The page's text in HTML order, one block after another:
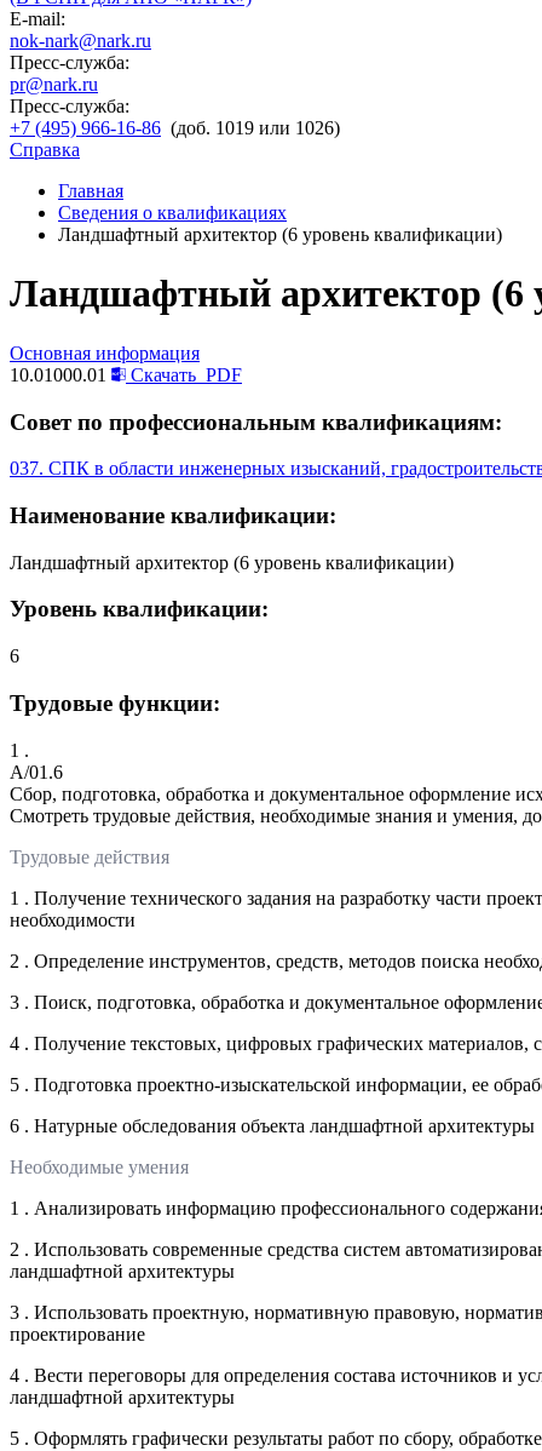
E-mail:
nok-nark@nark.ru
Пресс-служба:
pr@nark.ru
Пресс-служба:
+7 (495) 966-16-86 (доб. 1019 или 1026)
Справка
Главная
Сведения о квалификациях
Ландшафтный архитектор (6 уровень квалификации)
Ландшафтный архитектор (6
Основная информация
10.01000.01
Скачать PDF
Совет по профессиональным квалификациям:
037. СПК в области инженерных изысканий,
Наименование квалификации:
Ландшафтный архитектор (6 уровень квалификации)
Уровень квалификации:
6
Трудовые функции:
1 .
A/01.6
Сбор, подготовка, обработка и документальное оформление
Смотреть трудовые действия, необходимые знания и умения,
Трудовые действия
1 . Получение технического задания на разработку части
необходимости
2 . Определение инструментов, средств, методов поиска
3 . Поиск, подготовка, обработка и документальное
4 . Получение текстовых, цифровых графических материалов,
5 . Подготовка проектно-изыскательской информации, ее
6 . Натурные обследования объекта ландшафтной архитектуры
Необходимые умения
1 . Анализировать информацию профессионального
2 . Использовать современные средства систем
ландшафтной архитектуры
3 . Использовать проектную, нормативную правовую,
проектирование
4 . Вести переговоры для определения состава источников и
ландшафтной архитектуры
5 . Оформлять графически результаты работ по сбору,